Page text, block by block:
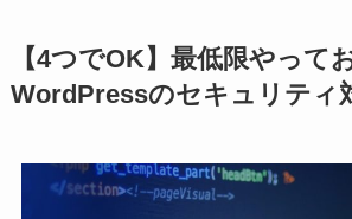
【4つでOK】最低限やって
WordPressのセキュリティ